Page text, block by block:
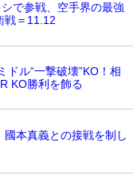
で参戦、空手界の最強
戦＝11.12
ドル“一撃破壊”KO！相
KO勝利を飾る
國本真義との接戦を制し